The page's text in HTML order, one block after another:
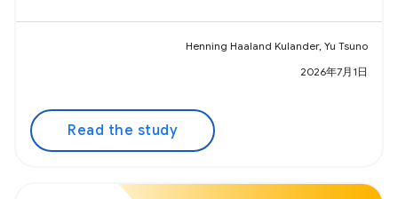
Henning Haaland Kulander, Yu Tsuno
2026年7月1日
Read the study